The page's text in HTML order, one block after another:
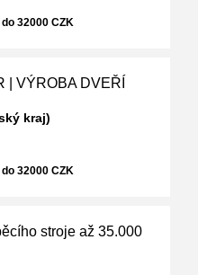
32000 CZK
| VÝROBA DVEŘÍ
kraj)
32000 CZK
stroje až 35.000